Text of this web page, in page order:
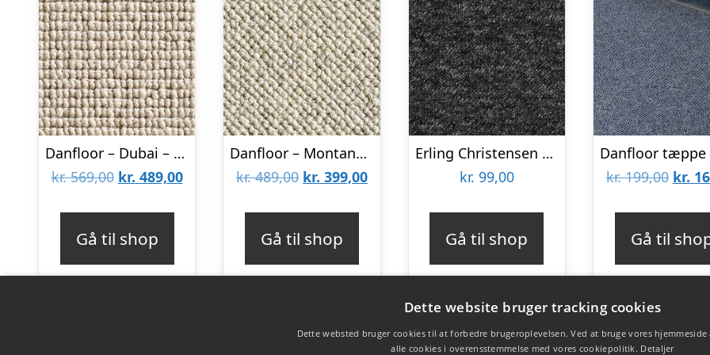
Danfloor – Dubai – Uldtæppe – væg til væg – 031 : Erling Christensen Møbler
kr.569,00 Den
kr. 569,00.
kr. 489,00Den
kr. 489,00.
Gå til shop
Danfloor – Montana – Uldtæppe – væg til væg – 070 : Erling Christensen Møbler
kr.489,00 Den
kr. 489,00.
kr. 399,00Den
kr. 399,00.
Gå til shop
Erling Christensen Møbler Cairo – Værelses boucletæppe – Antracit : Erling Christensen Møbler : Erling Christensen Møbler
kr. 99,00
Gå til shop
kr.199,00 Den
kr.
kr.
Gå til
Dette website bruger tracking cookies
Dette websted bruger cookies til at forbedre brugeroplevelsen. Ved at bruge vores hjemmeside
alle cookies i overensstemmelse med vores cookiepolitik. Detaljer